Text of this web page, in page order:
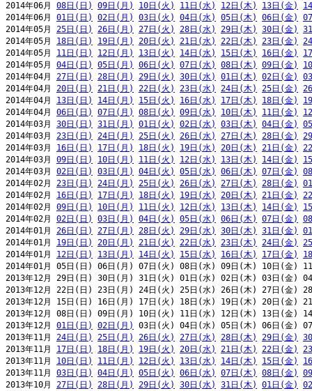
2014年06月 08日(日) 09日(月) 10日(火) 11日(水) 12日(木) 13日(金)
2014年06月 01日(日) 02日(月) 03日(火) 04日(水) 05日(木) 06日(金)
2014年05月 25日(日) 26日(月) 27日(火) 28日(水) 29日(木) 30日(金)
2014年05月 18日(日) 19日(月) 20日(火) 21日(水) 22日(木) 23日(金)
2014年05月 11日(日) 12日(月) 13日(火) 14日(水) 15日(木) 16日(金)
2014年05月 04日(日) 05日(月) 06日(火) 07日(水) 08日(木) 09日(金)
2014年04月 27日(日) 28日(月) 29日(火) 30日(水) 01日(木) 02日(金)
2014年04月 20日(日) 21日(月) 22日(火) 23日(水) 24日(木) 25日(金)
2014年04月 13日(日) 14日(月) 15日(火) 16日(水) 17日(木) 18日(金)
2014年04月 06日(日) 07日(月) 08日(火) 09日(水) 10日(木) 11日(金)
2014年03月 30日(日) 31日(月) 01日(火) 02日(水) 03日(木) 04日(金)
2014年03月 23日(日) 24日(月) 25日(火) 26日(水) 27日(木) 28日(金)
2014年03月 16日(日) 17日(月) 18日(火) 19日(水) 20日(木) 21日(金)
2014年03月 09日(日) 10日(月) 11日(火) 12日(水) 13日(木) 14日(金)
2014年03月 02日(日) 03日(月) 04日(火) 05日(水) 06日(木) 07日(金)
2014年02月 23日(日) 24日(月) 25日(火) 26日(水) 27日(木) 28日(金)
2014年02月 16日(日) 17日(月) 18日(火) 19日(水) 20日(木) 21日(金)
2014年02月 09日(日) 10日(月) 11日(火) 12日(水) 13日(木) 14日(金)
2014年02月 02日(日) 03日(月) 04日(火) 05日(水) 06日(木) 07日(金)
2014年01月 26日(日) 27日(月) 28日(火) 29日(水) 30日(木) 31日(金)
2014年01月 19日(日) 20日(月) 21日(火) 22日(水) 23日(木) 24日(金)
2014年01月 12日(日) 13日(月) 14日(火) 15日(水) 16日(木) 17日(金)
2014年01月 05日(日) 06日(月) 07日(火) 08日(水) 09日(木) 10日(金)
2013年12月 29日(日) 30日(月) 31日(火) 01日(水) 02日(木) 03日(金)
2013年12月 22日(日) 23日(月) 24日(火) 25日(水) 26日(木) 27日(金)
2013年12月 15日(日) 16日(月) 17日(火) 18日(水) 19日(木) 20日(金)
2013年12月 08日(日) 09日(月) 10日(火) 11日(水) 12日(木) 13日(金)
2013年12月 01日(日) 02日(月)
03日(火) 04日(水) 05日(木) 06日(金)
2013年11月 24日(日) 25日(月) 26日(火) 27日(水) 28日(木) 29日(金)
2013年11月 17日(日) 18日(月) 19日(火) 20日(水) 21日(木) 22日(金)
2013年11月 10日(日) 11日(月) 12日(火) 13日(水) 14日(木) 15日(金)
2013年11月 03日(日) 04日(月) 05日(火) 06日(水) 07日(木) 08日(金)
2013年10月 27日(日) 28日(月) 29日(火) 30日(水) 31日(木) 01日(金)